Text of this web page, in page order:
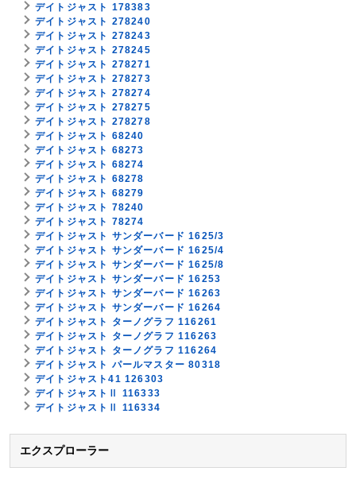
デイトジャスト 178383
デイトジャスト 278240
デイトジャスト 278243
デイトジャスト 278245
デイトジャスト 278271
デイトジャスト 278273
デイトジャスト 278274
デイトジャスト 278275
デイトジャスト 278278
デイトジャスト 68240
デイトジャスト 68273
デイトジャスト 68274
デイトジャスト 68278
デイトジャスト 68279
デイトジャスト 78240
デイトジャスト 78274
デイトジャスト サンダーバード 1625/3
デイトジャスト サンダーバード 1625/4
デイトジャスト サンダーバード 1625/8
デイトジャスト サンダーバード 16253
デイトジャスト サンダーバード 16263
デイトジャスト サンダーバード 16264
デイトジャスト ターノグラフ 116261
デイトジャスト ターノグラフ 116263
デイトジャスト ターノグラフ 116264
デイトジャスト パールマスター 80318
デイトジャスト41 126303
デイトジャストⅡ 116333
デイトジャストⅡ 116334
エクスプローラー